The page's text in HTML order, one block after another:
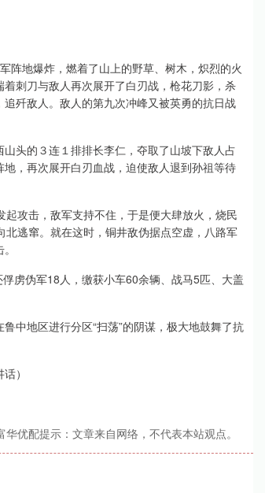
阵地爆炸，燃着了山上的野草、树木，炽烈的火
刺刀与敌人再次展开了白刃战，枪花刀影，杀
歼敌人。敌人的第九次冲峰又被英勇的抗日战
头的３连１排排长李仁，夺取了山坡下敌人占
，再次展开白刃血战，迫使敌人退到孙祖等待
攻击，敌军支持不住，于是便大肆放火，烧民
逃窜。就在这时，铜井敌伪据点空虚，八路军
虏伪军18人，缴获小车60余辆、战马5匹、大盖
中地区进行分区“扫荡”的阴谋，极大地鼓舞了抗
）
华优配提示：文章来自网络，不代表本站观点。